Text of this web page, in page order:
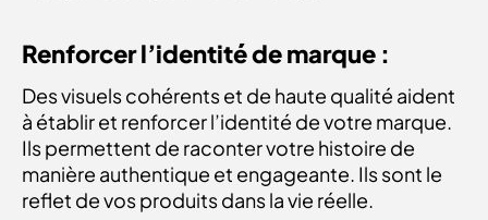
Renforcer l’identité de marque :
Des visuels cohérents et de haute qualité aident
à établir et renforcer l’identité de votre marque.
Ils permettent de raconter votre histoire de
manière authentique et engageante. Ils sont le
reflet de vos produits dans la vie réelle.